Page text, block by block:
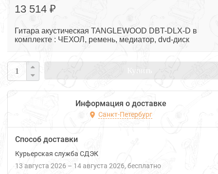
13 514 ₽
Гитара акустическая TANGLEWOOD DBT-DLX-D в
комплекте : ЧЕХОЛ, ремень, медиатор, dvd-диск
Купить
Информация о доставке
Санкт-Петербург
Способ доставки
Курьерская служба СДЭК
13 августа 2026 – 14 августа 2026 Бесплатно